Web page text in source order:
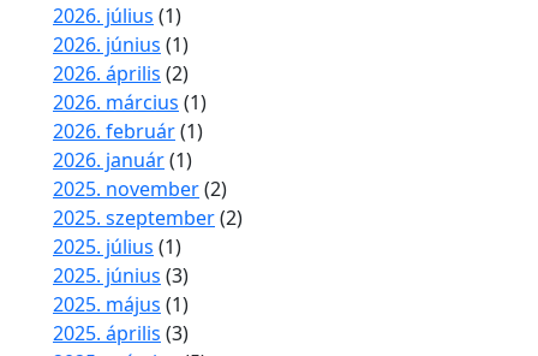
2026. július (1)
2026. június (1)
2026. április (2)
2026. március (1)
2026. február(1)
2026. január(1)
2025. november(2)
2025. szeptember(2)
2025. július (1)
2025. június (3)
2025. május (1)
2025. április (3)